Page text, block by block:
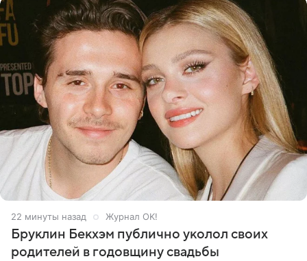
23 минуты назад Журнал OK!
Бруклин Бекхэм публично уколол своих
родителей в годовщину свадьбы